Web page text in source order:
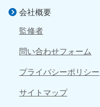
広島県
050-1881-5144
9:00〜19:00 年中無休
島根県
9:00〜19:00 年中無休
会社概要
監修者
問い合わせフォーム
プライバシーポリシー
サイトマップ